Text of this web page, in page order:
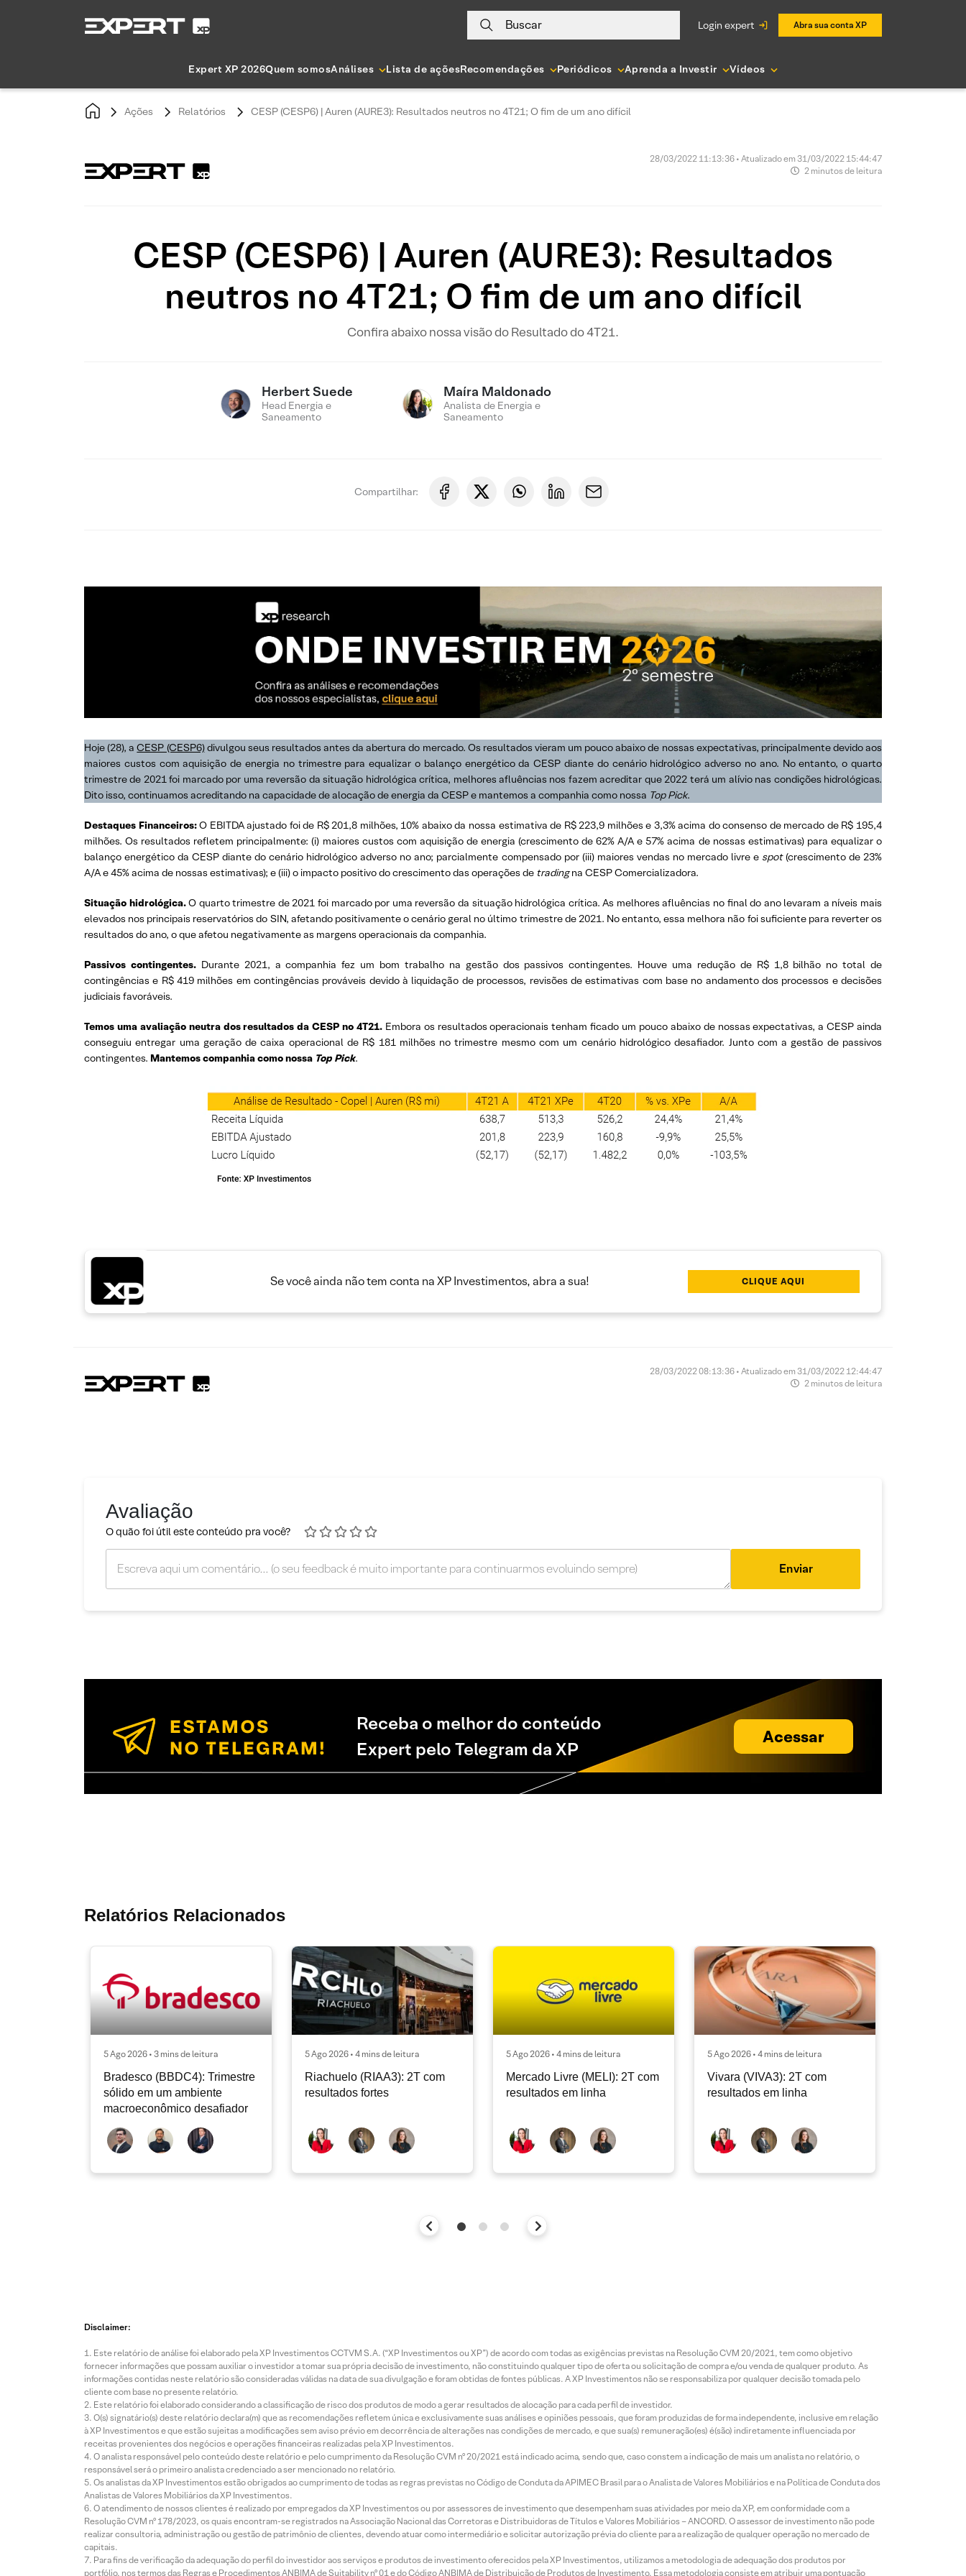
Buscar login expert Abra sua conta XP
Expert XP 2026Quem somosAnálises Lista de açõesRecomendações Periódicos Aprenda a Investir Vídeos
Ações Relatórios CESP (CESP6) | Auren (AURE3): Resultados neutros no 4T21; O fim de um ano difícil
28/03/2022 11:13:36 • Atualizado em 31/03/2022 15:44:47
2 minutos de leitura
CESP (CESP6) | Auren (AURE3): Resultados
neutros no 4T21; O fim de um ano difícil
Confira abaixo nossa visão do Resultado do 4T21.
Herbert Suede
Head Energia e
Saneamento
Maíra Maldonado
Analista de Energia e
Saneamento
Compartilhar:
Hoje (28), aCESP (CESP6)divulgou seus resultados antes da abertura do mercado. Os resultados vieram um pouco abaixo de nossas expectativas, principalmente devido aos
maiores custos com aquisição de energia no trimestre para equalizar o balanço energético da CESP diante do cenário hidrológico adverso no ano. No entanto, o quarto
trimestre de 2021 foi marcado por uma reversão da situação hidrológica crítica, melhores afluências nos fazem acreditar que 2022 terá um alívio nas condições hidrológicas.
Dito isso, continuamos acreditando na capacidade de alocação de energia da CESP e mantemos a companhia como nossa Top Pick.
Destaques Financeiros:O EBITDA ajustado foi de R$ 201,8 milhões, 10% abaixo da nossa estimativa de R$ 223,9 milhões e 3,3% acima do consenso de mercado de R$ 195,4
milhões. Os resultados refletem principalmente: (i) maiores custos com aquisição de energia (crescimento de 62% A/A e 57% acima de nossas estimativas) para equalizar o
balanço energético da CESP diante do cenário hidrológico adverso no ano; parcialmente compensado por (iii) maiores vendas no mercado livre e spot(crescimento de 23%
A/A e 45% acima de nossas estimativas); e (iii) o impacto positivo do crescimento das operações de tradingna CESP Comercializadora.
Situação hidrológica.O quarto trimestre de 2021 foi marcado por uma reversão da situação hidrológica crítica. As melhores afluências no final do ano levaram a níveis mais
elevados nos principais reservatórios do SIN, afetando positivamente o cenário geral no último trimestre de 2021. No entanto, essa melhora não foi suficiente para reverter os
resultados do ano, o que afetou negativamente as margens operacionais da companhia.
Passivos contingentes.Durante 2021, a companhia fez um bom trabalho na gestão dos passivos contingentes. Houve uma redução de R$ 1,8 bilhão no total de
contingências e R$ 419 milhões em contingências prováveis ​​devido à liquidação de processos, revisões de estimativas com base no andamento dos processos e decisões
judiciais favoráveis.
Temos uma avaliação neutra dos resultados da CESP no 4T21.Embora os resultados operacionais tenham ficado um pouco abaixo de nossas expectativas, a CESP ainda
conseguiu entregar uma geração de caixa operacional de R$ 181 milhões no trimestre mesmo com um cenário hidrológico desafiador. Junto com a gestão de passivos
contingentes. Mantemos companhia como nossa Top Pick.
Se você ainda não tem conta na XP Investimentos, abra a sua! CLIQUE AQUI
28/03/2022 08:13:36 • Atualizado em 31/03/2022 12:44:47
2 minutos de leitura
Avaliação
O quão foi útil este conteúdo pra você?
Enviar
Receba o melhor do conteúdo
Expert pelo Telegram da XP
Acessar
Relatórios Relacionados
5 Ago 2026 • 3 mins de leitura
Bradesco (BBDC4): Trimestre
sólido em um ambiente
macroeconômico desafiador
5 Ago 2026 • 4 mins de leitura
Riachuelo (RIAA3): 2T com
resultados fortes
5 Ago 2026 • 4 mins de leitura
Mercado Livre (MELI): 2T com
resultados em linha
5 Ago 2026 • 4 mins de leitura
Vivara (VIVA3): 2T com
resultados em linha
Disclaimer:
Este relatório de análise foi elaborado pela XP Investimentos CCTVM S.A. (“XP Investimentos ou XP”) de acordo com todas as exigências previstas na Resolução CVM 20/2021, tem como objetivo
fornecer informações que possam auxiliar o investidor a tomar sua própria decisão de investimento, não constituindo qualquer tipo de oferta ou solicitação de compra e/ou venda de qualquer produto. As
informações contidas neste relatório são consideradas válidas na data de sua divulgação e foram obtidas de fontes públicas. A XP Investimentos não se responsabiliza por qualquer decisão tomada pelo
cliente com base no presente relatório.
Este relatório foi elaborado considerando a classificação de risco dos produtos de modo a gerar resultados de alocação para cada perfil de investidor.
O(s) signatário(s) deste relatório declara(m) que as recomendações refletem única e exclusivamente suas análises e opiniões pessoais, que foram produzidas de forma independente, inclusive em relação
à XP Investimentos e que estão sujeitas a modificações sem aviso prévio em decorrência de alterações nas condições de mercado, e que sua(s) remuneração(es) é(são) indiretamente influenciada por
receitas provenientes dos negócios e operações financeiras realizadas pela XP Investimentos.
O analista responsável pelo conteúdo deste relatório e pelo cumprimento da Resolução CVM nº 20/2021 está indicado acima, sendo que, caso constem a indicação de mais um analista no relatório, o
responsável será o primeiro analista credenciado a ser mencionado no relatório.
Os analistas da XP Investimentos estão obrigados ao cumprimento de todas as regras previstas no Código de Conduta da APIMEC Brasil para o Analista de Valores Mobiliários e na Política de Conduta dos
Analistas de Valores Mobiliários da XP Investimentos.
O atendimento de nossos clientes é realizado por empregados da XP Investimentos ou por assessores de investimento que desempenham suas atividades por meio da XP, em conformidade com a
Resolução CVM nº 178/2023, os quais encontram-se registrados na Associação Nacional das Corretoras e Distribuidoras de Títulos e Valores Mobiliários – ANCORD. O assessor de investimento não pode
realizar consultoria, administração ou gestão de patrimônio de clientes, devendo atuar como intermediário e solicitar autorização prévia do cliente para a realização de qualquer operação no mercado de
capitais.
Para fins de verificação da adequação do perfil do investidor aos serviços e produtos de investimento oferecidos pela XP Investimentos, utilizamos a metodologia de adequação dos produtos por
portfólio, nos termos das Regras e Procedimentos ANBIMA de Suitability nº 01 e do Código ANBIMA de Distribuição de Produtos de Investimento. Essa metodologia consiste em atribuir uma pontuação